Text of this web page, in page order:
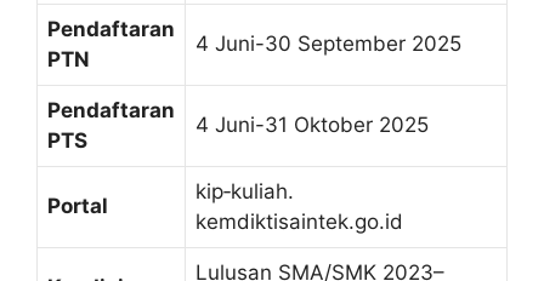
Pendaftaran
PTN
4 Juni-30 September 2025
Pendaftaran
PTS
4 Juni-31 Oktober 2025
Portal
kip‑kuliah.
kemdiktisaintek.go.id
Lulusan SMA/SMK 2023–